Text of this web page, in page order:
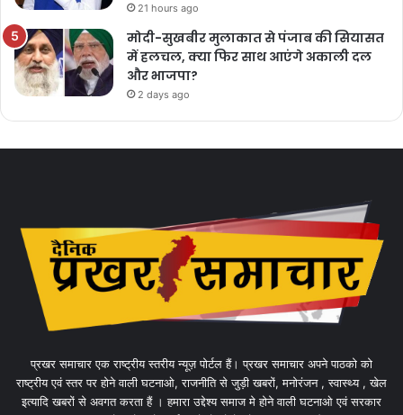
21 hours ago
मोदी-सुखबीर मुलाकात से पंजाब की सियासत
में हलचल, क्या फिर साथ आएंगे अकाली दल
और भाजपा?
2 days ago
प्रखर समाचार एक राष्ट्रीय स्तरीय न्यूज़ पोर्टल हैं। प्रखर समाचार अपने पाठको को
राष्ट्रीय एवं स्तर पर होने वाली घटनाओ, राजनीति से जुड़ी खबरों, मनोरंजन , स्वास्थ्य , खेल
इत्यादि खबरों से अवगत करता हैं । हमारा उद्देश्य समाज मे होने वाली घटनाओ एवं सरकार